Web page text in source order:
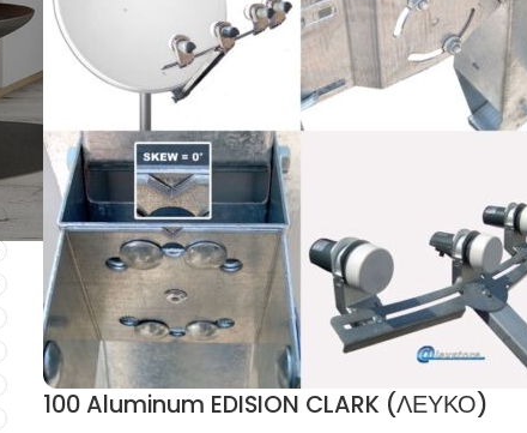
100 Aluminum EDISION CLARK (ΛΕΥΚΟ)